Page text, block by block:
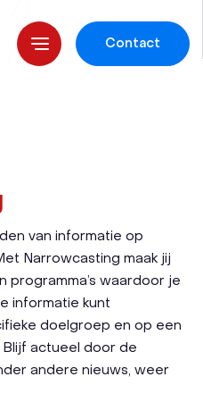
Contact
van informatie op
Narrowcasting maak jij
programma’s waardoor je
informatie kunt
doelgroep en op een
actueel door de
andere nieuws, weer